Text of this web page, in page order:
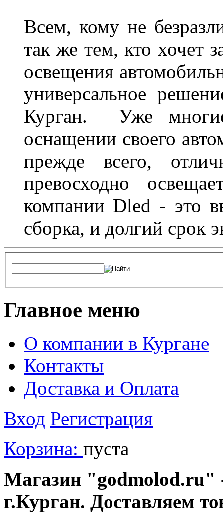
Всем, кому не
так же тем, кто хочет
освещения
универсальное
Курган. Уже многие
оснащении своего
прежде всего,
превосходно
компании Dled - это
сборка, и долгий срок
Главное меню
О компании в Кургане
Контакты
Доставка и Оплата
Вход Регистрация
Корзина: пуста
Магазин "godmolod.ru"
г.Курган. Доставляем